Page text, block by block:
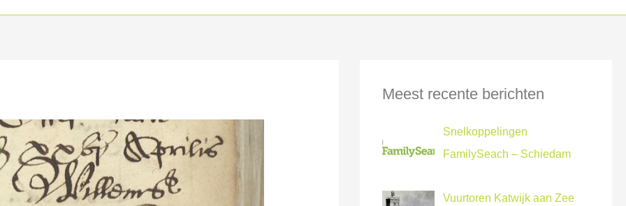
Meest recente berichten
Snelkoppelingen
FamilySeach – Schiedam
Vuurtoren Katwijk aan Zee